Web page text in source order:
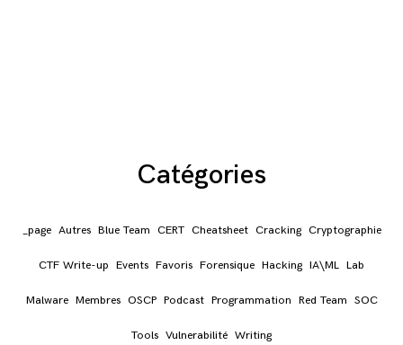
Catégories
_page Autres Blue Team CERT Cheatsheet Cracking Cryptographie
CTF Write-up Events Favoris Forensique Hacking IA\ML Lab
Malware Membres OSCP Podcast Programmation Red Team SOC
Tools Vulnerabilité Writing